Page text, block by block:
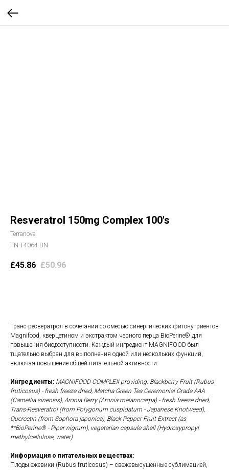
Resveratrol 150mg Complex 100's
Terranova
TN-T4064-BN
£45.86 £50.96
Транс-ресвератрол в сочетании со смесью синергических фитонутриентов
Magnifood, кверцетином и экстрактом черного перца BioPerine® для
повышения биодоступности. Каждый ингредиент MAGNIFOOD был
тщательно выбран для выполнения одной или нескольких функций,
включая повышение общей питательной активности.
Ингредиенты: MAGNIFOOD COMPLEX providing: Blackberry Fruit (Rubus
fruticosus) - fresh freeze dried, Matcha Green Tea Ceremonial Grade AAA
(Camellia sinensis), Aronia Berry (Aronia melanocarpa) - fresh freeze dried,
Trans-Resveratrol (from Polygonum cuspidatum - Japanese Knotweed),
Quercetin (from Sophora japonica), Black Pepper Fruit Extract (as
**BioPerine® - Piper nigrum), vegetarian capsule shell (Hydroxypropyl
methylcellulose, water)
Информация о питательных веществах:
Плоды ежевики (Rubus fruticosus) – свежевысушенные сублимацией,